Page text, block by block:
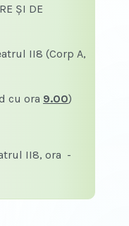
ŞI DE
II8 (Corp A,
cu ora 9.00)
II8, ora -